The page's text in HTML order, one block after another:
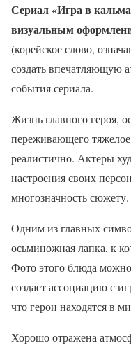
Сериал «Игра в
визуальным
(корейское слово,
создать впечатляющую
события сериала.
Жизнь главного героя,
переживающего
реалистично. Актеры
настроения своих
многозначность сюжету.
Одним из главных
осьминожная лапка, к
Фото этого блюда
создает ассоциацию с
что герои находятся в
Хорошо отражена